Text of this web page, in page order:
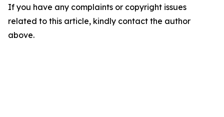
If you have any complaints or copyright issues
related to this article, kindly contact the author
above.